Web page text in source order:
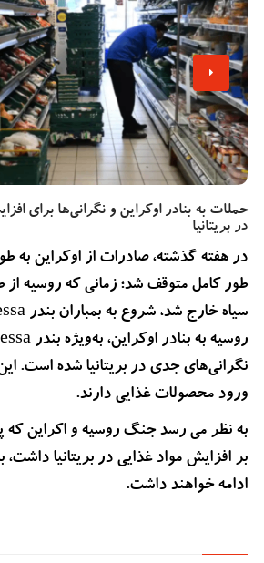
حملات به بنادر اوکراین و نگرانی‌ها برای
در بریتانیا
در هفته گذشته، صادرات از اوکراین به
طور کامل متوقف شد؛ زمانی که روسیه
نگرانی‌های جدی در بریتانیا شده است.
ورود محصولات غذایی دارند.
به نظر می رسد جنگ روسیه و اکراین که
بر افزایش مواد غذایی در بریتانیا
ادامه خواهند داشت.